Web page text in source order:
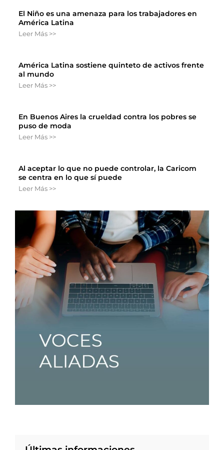
El Niño es una amenaza para los trabajadores en
América Latina
Leer Más >>
América Latina sostiene quinteto de activos frente
al mundo
Leer Más >>
En Buenos Aires la crueldad contra los pobres se
puso de moda
Leer Más >>
Al aceptar lo que no puede controlar, la Caricom
se centra en lo que sí puede
Leer Más >>